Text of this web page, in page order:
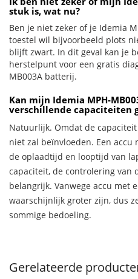
stuk is, wat nu?
Ben je niet zeker of je Idemia
toestel wil bijvoorbeeld plots
blijft zwart. In dit geval kan je
herstelpunt voor een gratis
MB003A batterij.
Kan mijn Idemia MPH-
verschillende capaciteiten
Natuurlijk. Omdat de
niet zal beïnvloeden. Een
de oplaadtijd en looptijd van
capaciteit, de controlering van
belangrijk. Vanwege accu met
waarschijnlijk groter zijn, dus
sommige bedoeling.
Gerelateerde